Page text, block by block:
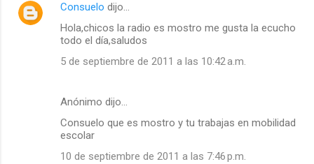
Consuelo dijo…
Hola,chicos la radio es mostro me gusta la ecucho
todo el día,saludos
5 de septiembre de 2011 a las 10:42 a.m.
Anónimo dijo…
Consuelo que es mostro y tu trabajas en mobilidad
escolar
10 de septiembre de 2011 a las 7:46 p.m.